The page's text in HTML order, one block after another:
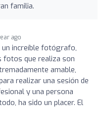
familia.
ago
un increíble fotógrafo,
fotos que realiza son
amable,
realizar una sesión de
y una persona
ha sido un placer. El